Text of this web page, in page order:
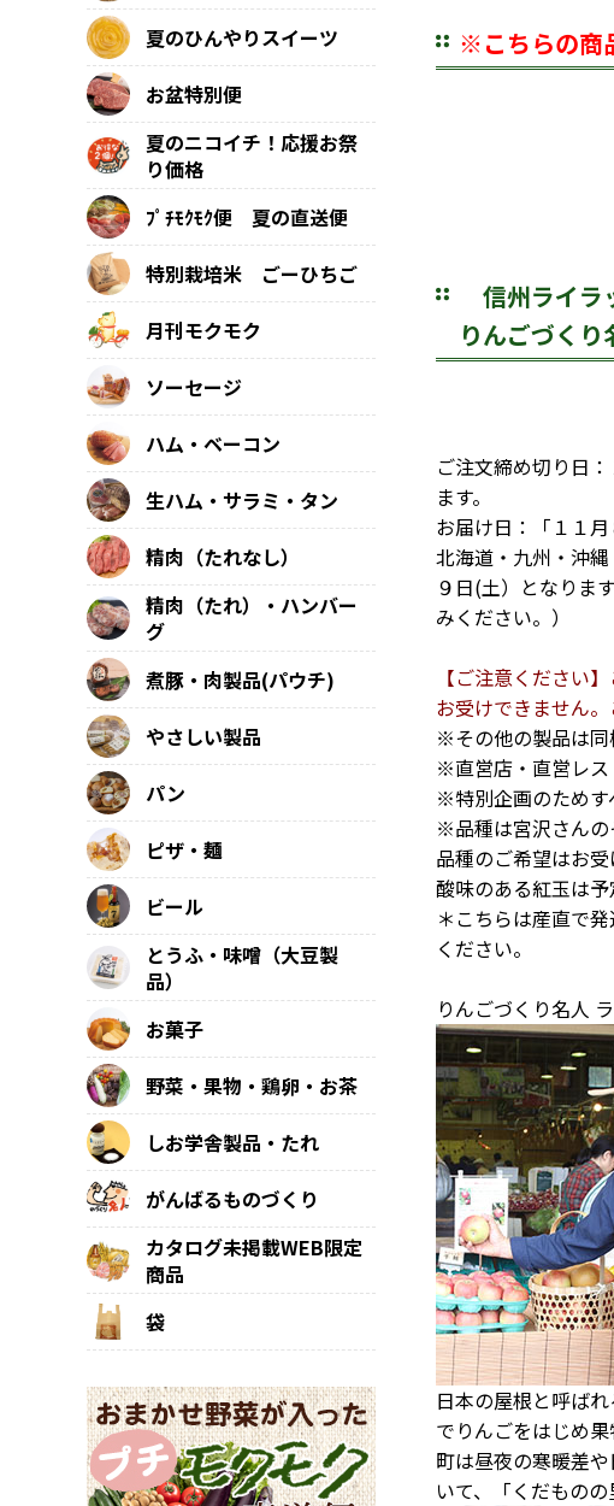
※こちらの商
信州ライラ
りんごづく
ご注文締め切り日
ます。
お届け日：「１１月
北海道・九州・沖
９日(土）となりま
みください。）
【ご注意ください
お受けできません。
※その他の製品は同
※直営店・直営レス
※特別企画のためす
※品種は宮沢さんの
品種のご希望はお
酸味のある紅玉は予
＊こちらは産直で
ください。
りんごづくり名人
日本の屋根と呼ば
でりんごをはじめ
町は昼夜の寒暖差
いて、「くだもの
夏のひんやりスイーツ
お盆特別便
夏のニコイチ！応援お祭
り価格
ﾌﾟﾁﾓｸﾓｸ便 夏の直送便
特別栽培米 ごーひちご
月刊モクモク
ソーセージ
ハム・ベーコン
生ハム・サラミ・タン
精肉（たれなし）
精肉（たれ）・ハンバー
グ
煮豚・肉製品(パウチ)
やさしい製品
パン
ピザ・麺
ビール
とうふ・味噌（大豆製
品）
お菓子
野菜・果物・鶏卵・お茶
しお学舎製品・たれ
がんばるものづくり
カタログ未掲載WEB限定
商品
袋